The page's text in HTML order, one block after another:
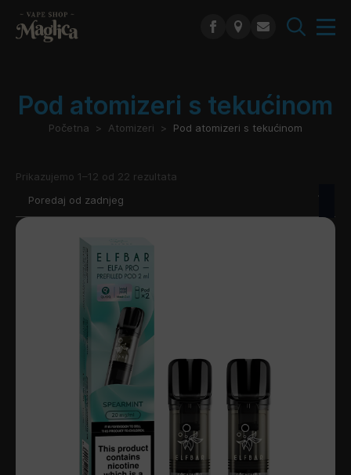
Pod atomizeri s tekućinom
Početna Atomizeri Pod atomizeri s tekućinom
Prikazujemo 1–12 od 22 rezultata